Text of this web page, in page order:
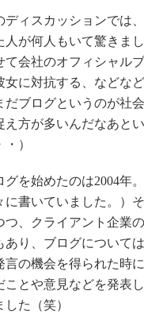
ディスカッションでは
人が何人もいて驚きま
て会社のオフィシャル
女に対抗する、などな
だブログというのが社
え方が多いんだなあと
）
グを始めたのは2004年
に書いていました。）
つ、クライアント企業
あり、ブログについて
言の機会を得られた時
ことや意見などを発表
た（笑）